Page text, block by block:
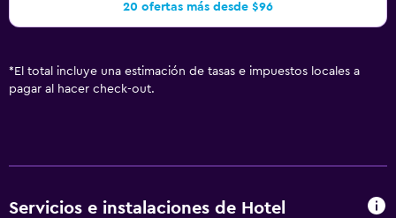
20 ofertas más desde $96
* El total incluye una estimación de tasas e impuestos locales a
pagar al hacer check-out.
Servicios e instalaciones de Hotel